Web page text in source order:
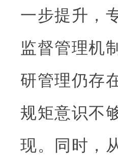
一步提升，
监督管理机
研管理仍存
规矩意识不
现。同时，